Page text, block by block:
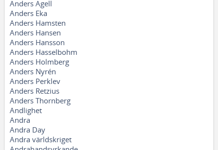
Anders Agell
Anders Eka
Anders Hamsten
Anders Hansen
Anders Hansson
Anders Hasselbohm
Anders Holmberg
Anders Nyrén
Anders Perklev
Anders Retzius
Anders Thornberg
Andlighet
Andra
Andra Day
Andra världskriget